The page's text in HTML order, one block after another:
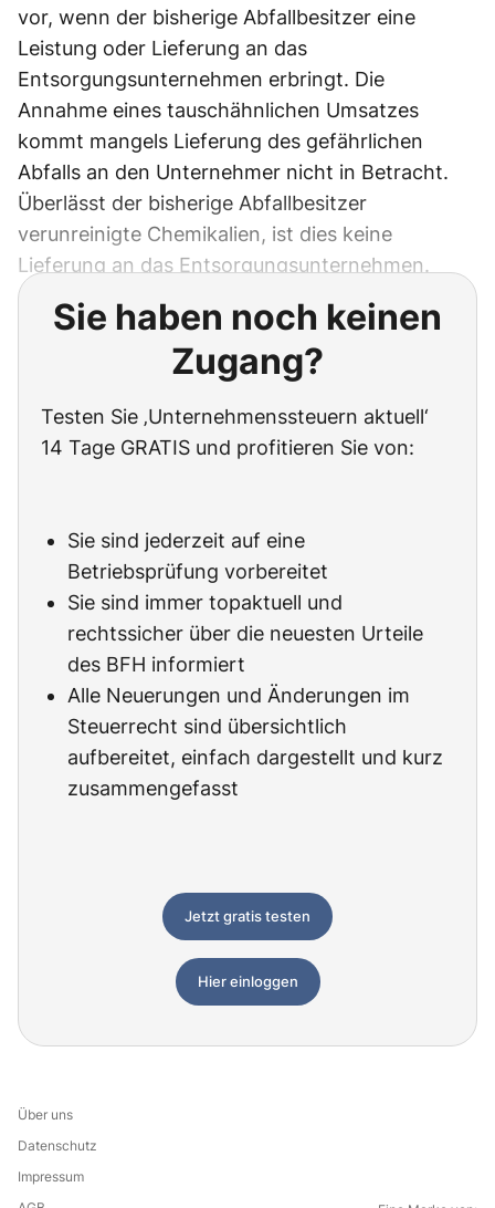
vor, wenn der bisherige Abfallbesitzer eine
Leistung oder Lieferung an das
Entsorgungsunternehmen erbringt. Die
Annahme eines tauschähnlichen Umsatzes
kommt mangels Lieferung des gefährlichen
Abfalls an den Unternehmer nicht in Betracht.
Überlässt der bisherige Abfallbesitzer
verunreinigte Chemikalien, ist dies keine
Lieferung an das Entsorgungsunternehmen.
Sie haben noch keinen
Zugang?
Testen Sie ‚Unternehmenssteuern aktuell‘
14 Tage GRATIS und profitieren Sie von:
Sie sind jederzeit auf eine
Betriebsprüfung vorbereitet
Sie sind immer topaktuell und
rechtssicher über die neuesten Urteile
des BFH informiert
Alle Neuerungen und Änderungen im
Steuerrecht sind übersichtlich
aufbereitet, einfach dargestellt und kurz
zusammengefasst
Jetzt gratis testen
Hier einloggen
Über uns
Datenschutz
Impressum